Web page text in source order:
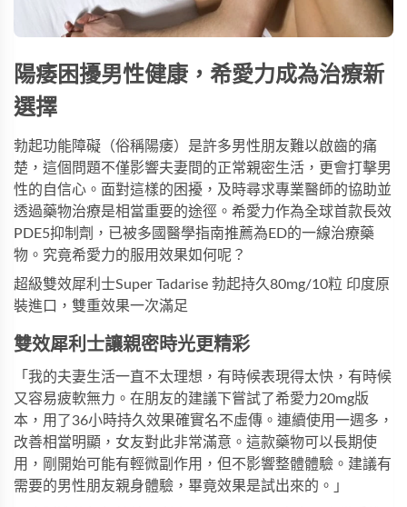
陽痿困擾男性健康，希愛力成為治療新
選擇
勃起功能障礙（俗稱陽痿）是許多男性朋友難以啟齒的痛
楚，這個問題不僅影響夫妻間的正常親密生活，更會打擊男
性的自信心。面對這樣的困擾，及時尋求專業醫師的協助並
透過藥物治療是相當重要的途徑。希愛力作為全球首款長效
PDE5抑制劑，已被多國醫學指南推薦為ED的一線治療藥
物。究竟希愛力的服用效果如何呢？
超級雙效犀利士Super Tadarise 勃起持久80mg/10粒 印度原
裝進口，雙重效果一次滿足
雙效犀利士讓親密時光更精彩
「我的夫妻生活一直不太理想，有時候表現得太快，有時候
又容易疲軟無力。在朋友的建議下嘗試了希愛力20mg版
本，用了36小時持久效果確實名不虛傳。連續使用一週多，
改善相當明顯，女友對此非常滿意。這款藥物可以長期使
用，剛開始可能有輕微副作用，但不影響整體體驗。建議有
需要的男性朋友親身體驗，畢竟效果是試出來的。」